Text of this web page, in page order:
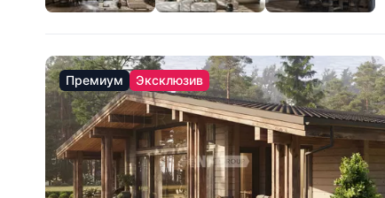
Премиум Эксклюзив